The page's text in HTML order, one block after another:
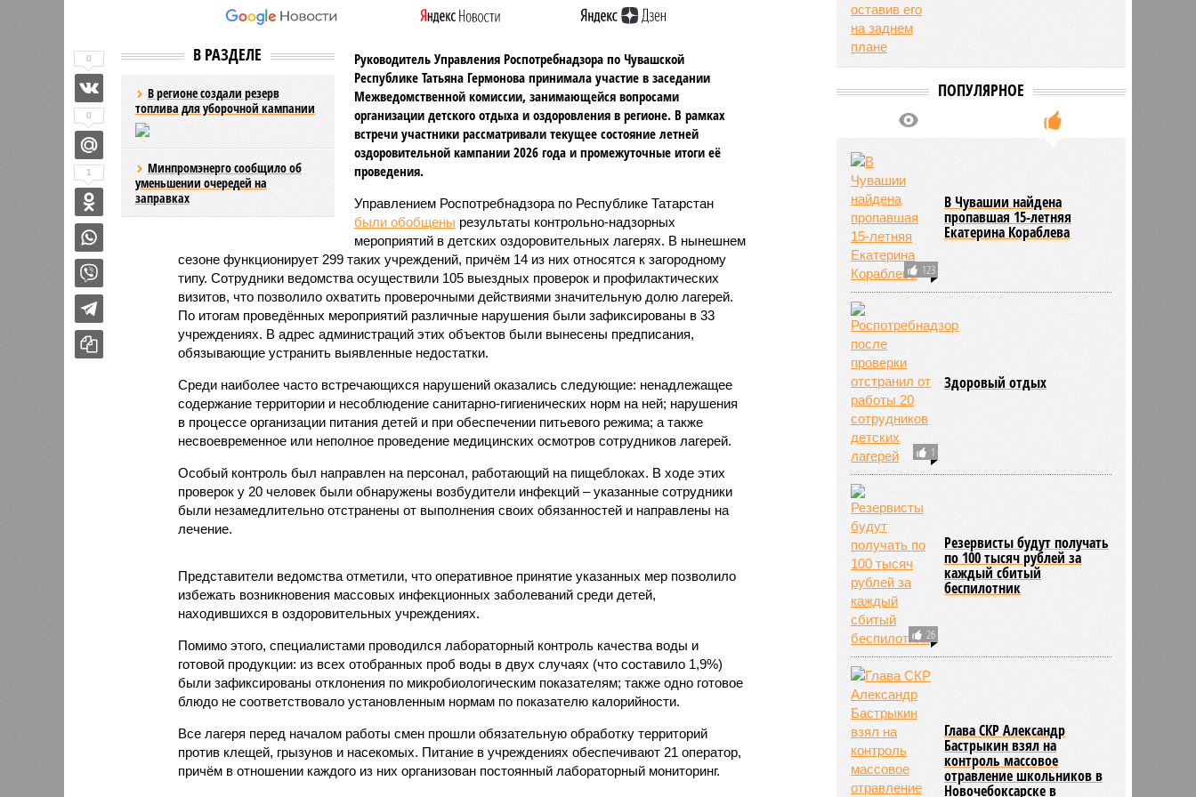
В РАЗДЕЛЕ
В регионе создали резерв
топлива для уборочной кампании
Минпромэнерго сообщило об
уменьшении очередей на
заправках
Руководитель Управления Роспотребнадзора по Чувашской
Республике Татьяна Гермонова принимала участие в заседании
Межведомственной комиссии, занимающейся вопросами
организации детского отдыха и оздоровления в регионе. В рамках
встречи участники рассматривали текущее состояние летней
оздоровительной кампании 2026 года и промежуточные итоги её
проведения.
Управлением Роспотребнадзора по Республике Татарстан
были обобщены результаты контрольно-надзорных
мероприятий в детских оздоровительных лагерях. В нынешнем
сезоне функционирует 299 таких учреждений, причём 14 из них относятся к загородному
типу. Сотрудники ведомства осуществили 105 выездных проверок и профилактических
визитов, что позволило охватить проверочными действиями значительную долю лагерей.
По итогам проведённых мероприятий различные нарушения были зафиксированы в 33
учреждениях. В адрес администраций этих объектов были вынесены предписания,
обязывающие устранить выявленные недостатки.
Среди наиболее часто встречающихся нарушений оказались следующие: ненадлежащее
содержание территории и несоблюдение санитарно-гигиенических норм на ней; нарушения
в процессе организации питания детей и при обеспечении питьевого режима; а также
несвоевременное или неполное проведение медицинских осмотров сотрудников лагерей.
Особый контроль был направлен на персонал, работающий на пищеблоках. В ходе этих
проверок у 20 человек были обнаружены возбудители инфекций – указанные сотрудники
были незамедлительно отстранены от выполнения своих обязанностей и направлены на
лечение.
Представители ведомства отметили, что оперативное принятие указанных мер позволило
избежать возникновения массовых инфекционных заболеваний среди детей,
находившихся в оздоровительных учреждениях.
Помимо этого, специалистами проводился лабораторный контроль качества воды и
готовой продукции: из всех отобранных проб воды в двух случаях (что составило 1,9%)
были зафиксированы отклонения по микробиологическим показателям; также одно готовое
блюдо не соответствовало установленным нормам по показателю калорийности.
Все лагеря перед началом работы смен прошли обязательную обработку территорий
против клещей, грызунов и насекомых. Питание в учреждениях обеспечивают 21 оператор,
причём в отношении каждого из них организован постоянный лабораторный мониторинг.
0
0
1
ПОПУЛЯРНОЕ
123
В Чувашии найдена
пропавшая 15-летняя
Екатерина Кораблева
1
Здоровый отдых
26
Резервисты будут получать
по 100 тысяч рублей за
каждый сбитый
беспилотник
Глава СКР Александр
Бастрыкин взял на
контроль массовое
отравление школьников в
Новочебоксарске в